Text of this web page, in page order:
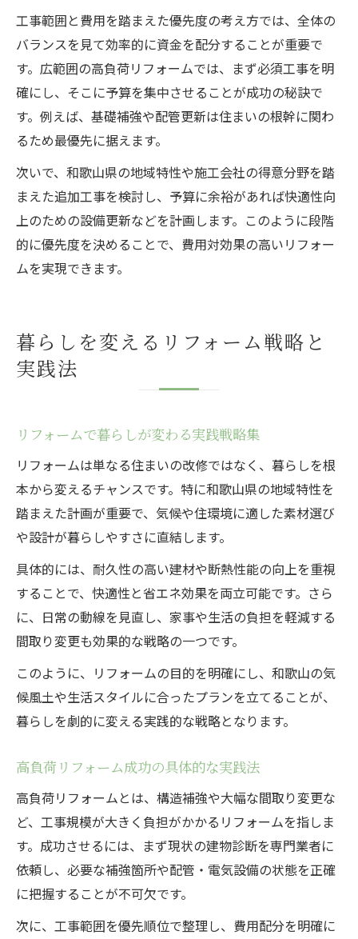
工事範囲と費用を踏まえた優先度の考え方では、全体の
バランスを見て効率的に資金を配分することが重要で
す。広範囲の高負荷リフォームでは、まず必須工事を明
確にし、そこに予算を集中させることが成功の秘訣で
す。例えば、基礎補強や配管更新は住まいの根幹に関わ
るため最優先に据えます。
次いで、和歌山県の地域特性や施工会社の得意分野を踏
まえた追加工事を検討し、予算に余裕があれば快適性向
上のための設備更新などを計画します。このように段階
的に優先度を決めることで、費用対効果の高いリフォー
ムを実現できます。
暮らしを変えるリフォーム戦略と
実践法
リフォームで暮らしが変わる実践戦略集
リフォームは単なる住まいの改修ではなく、暮らしを根
本から変えるチャンスです。特に和歌山県の地域特性を
踏まえた計画が重要で、気候や住環境に適した素材選び
や設計が暮らしやすさに直結します。
具体的には、耐久性の高い建材や断熱性能の向上を重視
することで、快適性と省エネ効果を両立可能です。さら
に、日常の動線を見直し、家事や生活の負担を軽減する
間取り変更も効果的な戦略の一つです。
このように、リフォームの目的を明確にし、和歌山の気
候風土や生活スタイルに合ったプランを立てることが、
暮らしを劇的に変える実践的な戦略となります。
高負荷リフォーム成功の具体的な実践法
高負荷リフォームとは、構造補強や大幅な間取り変更な
ど、工事規模が大きく負担がかかるリフォームを指しま
す。成功させるには、まず現状の建物診断を専門業者に
依頼し、必要な補強箇所や配管・電気設備の状態を正確
に把握することが不可欠です。
次に、工事範囲を優先順位で整理し、費用配分を明確に